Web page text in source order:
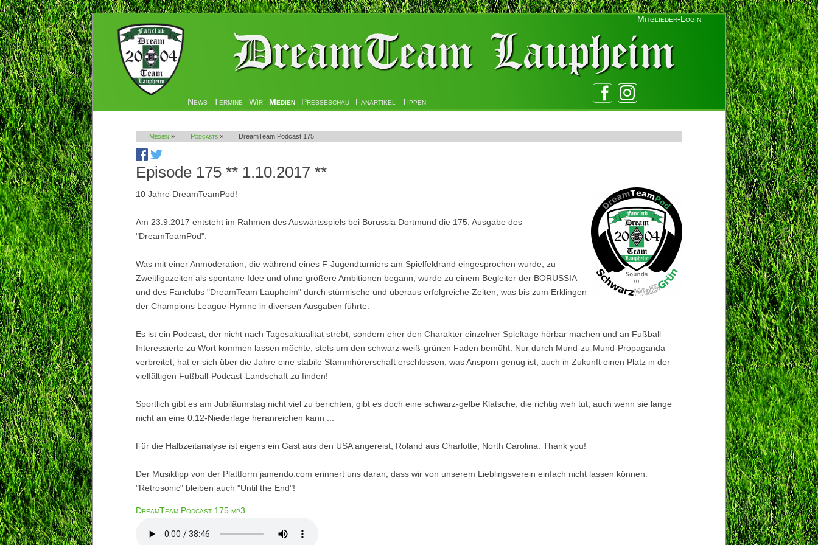
Mitglieder-Login
Navigation
News Termine Wir Medien Presseschau Fanartikel Tippen
Medien » Podcasts» DreamTeam Podcast 175
Episode 175 ** 1.10.2017 **
10 Jahre DreamTeamPod!
Am 23.9.2017 entsteht im Rahmen des Auswärtsspiels bei Borussia Dortmund die 175. Ausgabe des
"DreamTeamPod".
Was mit einer Anmoderation, die während eines F-Jugendturniers am Spielfeldrand eingesprochen wurde, zu
Zweitligazeiten als spontane Idee und ohne größere Ambitionen begann, wurde zu einem Begleiter der BORUSSIA
und des Fanclubs "DreamTeam Laupheim" durch stürmische und überaus erfolgreiche Zeiten, was bis zum Erklingen
der Champions League-Hymne in diversen Ausgaben führte.
Es ist ein Podcast, der nicht nach Tagesaktualität strebt, sondern eher den Charakter einzelner Spieltage hörbar machen und an Fußball
Interessierte zu Wort kommen lassen möchte, stets um den schwarz-weiß-grünen Faden bemüht. Nur durch Mund-zu-Mund-Propaganda
verbreitet, hat er sich über die Jahre eine stabile Stammhörerschaft erschlossen, was Ansporn genug ist, auch in Zukunft einen Platz in der
vielfältigen Fußball-Podcast-Landschaft zu finden!
Sportlich gibt es am Jubiläumstag nicht viel zu berichten, gibt es doch eine schwarz-gelbe Klatsche, die richtig weh tut, auch wenn sie lange
nicht an eine 0:12-Niederlage heranreichen kann ...
Für die Halbzeitanalyse ist eigens ein Gast aus den USA angereist, Roland aus Charlotte, North Carolina. Thank you!
Der Musiktipp von der Plattform jamendo.com erinnert uns daran, dass wir von unserem Lieblingsverein einfach nicht lassen können:
"Retrosonic" bleiben auch "Until the End"!
DreamTeam Podcast 175.mp3